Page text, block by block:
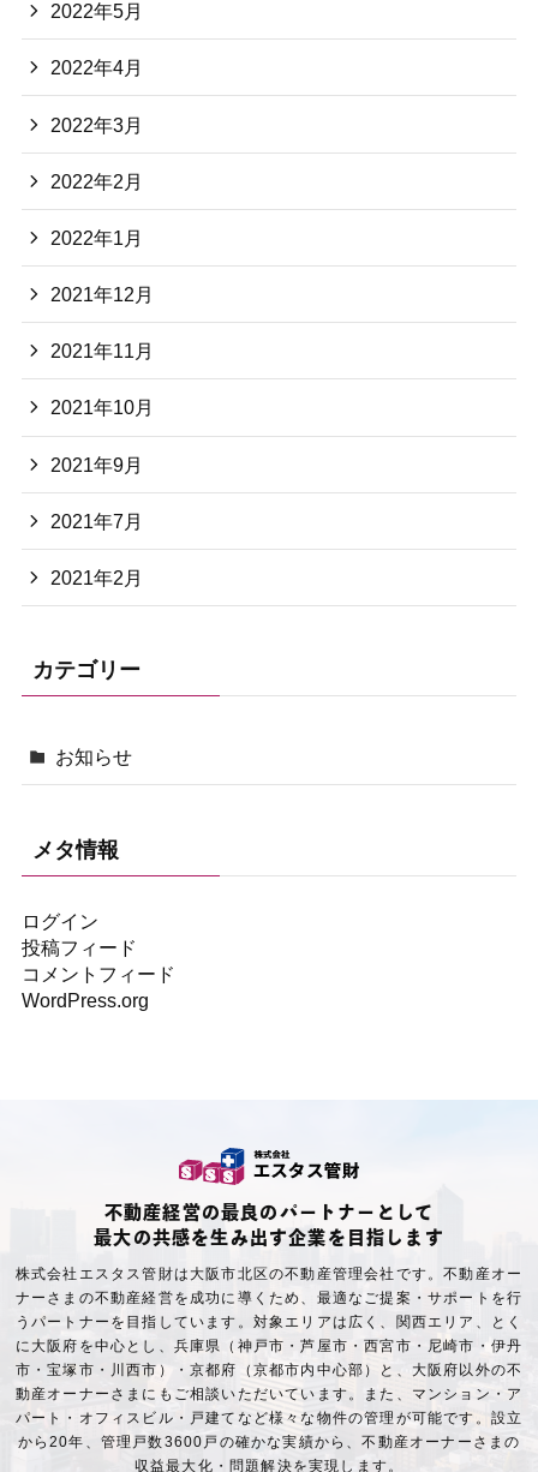
2022年5月
2022年4月
2022年3月
2022年2月
2022年1月
2021年12月
2021年11月
2021年10月
2021年9月
2021年7月
2021年2月
カテゴリー
お知らせ
メタ情報
ログイン
投稿フィード
コメントフィード
WordPress.org
不動産経営の最良のパートナーとして
最大の共感を生み出す企業を目指します
株式会社エスタス管財は大阪市北区の不動産管理会社です。不動産オー
ナーさまの不動産経営を成功に導くため、最適なご提案・サポートを行
うパートナーを目指しています。対象エリアは広く、関西エリア、とく
に大阪府を中心とし、兵庫県（神戸市・芦屋市・西宮市・尼崎市・伊丹
市・宝塚市・川西市）・京都府（京都市内中心部）と、大阪府以外の不
動産オーナーさまにもご相談いただいています。また、マンション・ア
パート・オフィスビル・戸建てなど様々な物件の管理が可能です。設立
から20年、管理戸数3600戸の確かな実績から、不動産オーナーさまの
収益最大化・問題解決を実現します。